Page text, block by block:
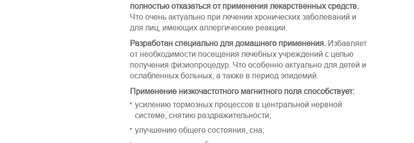
полностью отказаться от применения лекарственных средств.
Что очень актуально при лечении хронических заболеваний и
для лиц, имеющих аллергические реакции.
Разработан специально для домашнего применения. Избавляет
от необходимости посещения лечебных учреждений с целью
получения физиопроцедур. Что особенно актуально для детей и
ослабленных больных, а также в период эпидемий.
Применение низкочастотного магнитного поля способствует:
усилению тормозных процессов в центральной нервной
системе, снятию раздражительности;
улучшению общего состояния, сна;